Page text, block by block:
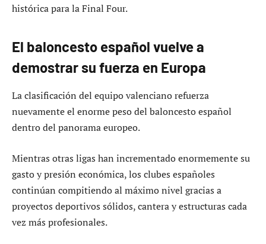
histórica para la Final Four.
El baloncesto español vuelve a
demostrar su fuerza en Europa
La clasificación del equipo valenciano refuerza
nuevamente el enorme peso del baloncesto español
dentro del panorama europeo.
Mientras otras ligas han incrementado enormemente su
gasto y presión económica, los clubes españoles
continúan compitiendo al máximo nivel gracias a
proyectos deportivos sólidos, cantera y estructuras cada
vez más profesionales.